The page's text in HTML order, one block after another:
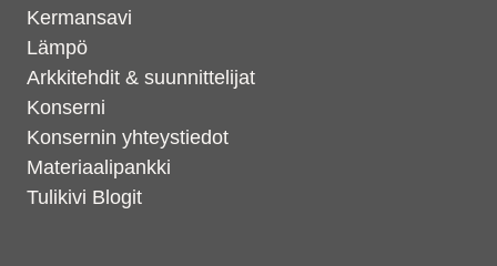
Kermansavi
Lämpö
Arkkitehdit & suunnittelijat
Konserni
Konsernin yhteystiedot
Materiaalipankki
Tulikivi Blogit